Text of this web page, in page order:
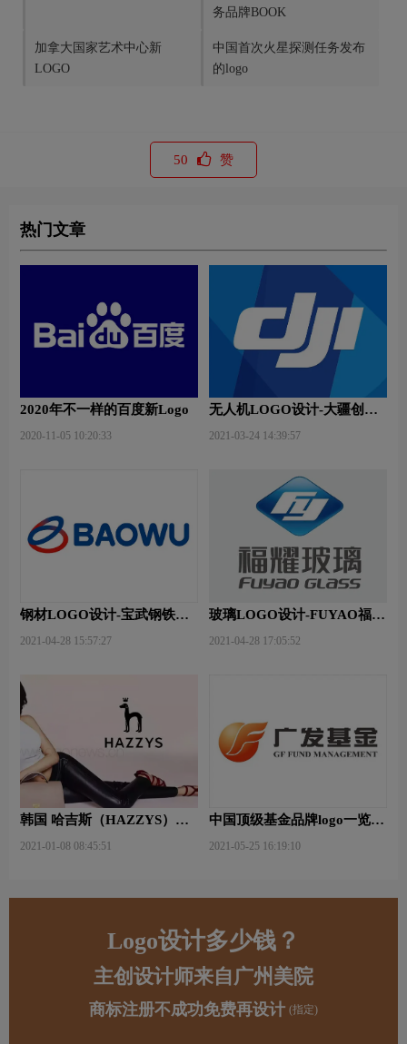
务品牌BOOK
加拿大国家艺术中心新
LOGO
中国首次火星探测任务发布
的logo
50 赞
热门文章
2020年不一样的百度新Logo
2020-11-05 10:20:33
无人机LOGO设计-大疆创新
2021-03-24 14:39:57
钢材LOGO设计-宝武钢铁品
2021-04-28 15:57:27
玻璃LOGO设计-FUYAO福耀
2021-04-28 17:05:52
韩国 哈吉斯（HAZZYS）品
2021-01-08 08:45:51
中国顶级基金品牌logo一览：
2021-05-25 16:19:10
Logo设计多少钱？
主创设计师来自广州美院
商标注册不成功免费再设计 (指定)